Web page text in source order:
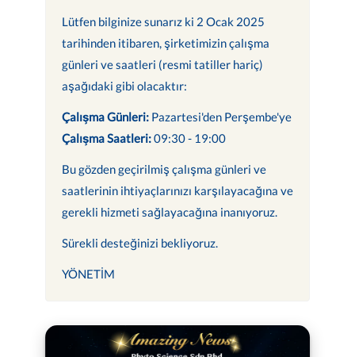
Lütfen bilginize sunarız ki 2 Ocak 2025
tarihinden itibaren, şirketimizin çalışma
günleri ve saatleri (resmi tatiller hariç)
aşağıdaki gibi olacaktır:
Çalışma Günleri:Pazartesi'den Perşembe'ye
Çalışma Saatleri:09:30 - 19:00
Bu gözden geçirilmiş çalışma günleri ve
saatlerinin ihtiyaçlarınızı karşılayacağına ve
gerekli hizmeti sağlayacağına inanıyoruz.
Sürekli desteğinizi bekliyoruz.
YÖNETİM